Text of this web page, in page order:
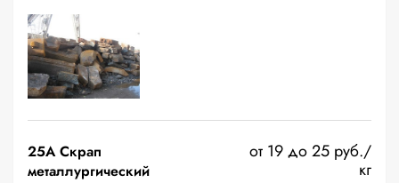
25A Скрап
металлургический
от 19 до 25 руб./
кг